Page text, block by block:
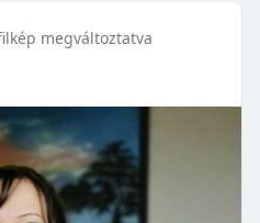
megváltoztatva